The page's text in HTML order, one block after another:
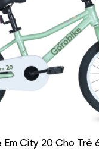
City 20 Cho Trẻ